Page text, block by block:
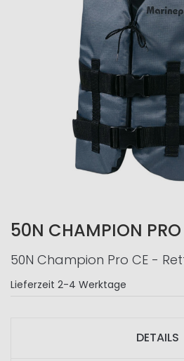
50N CHAMPION PRO
50N Champion Pro CE -
Lieferzeit 2-4 Werktage
DETAILS